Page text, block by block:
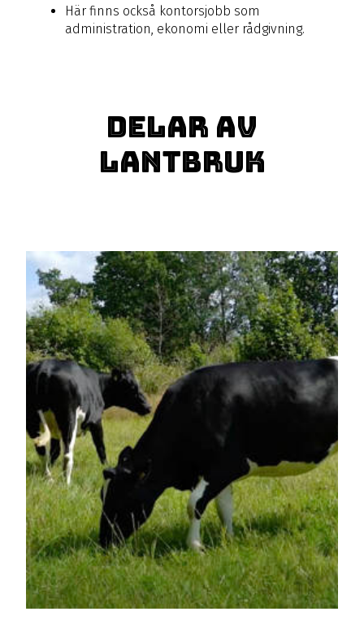
Här finns också kontorsjobb som
administration, ekonomi eller rådgivning.
Delar av
lantbruk